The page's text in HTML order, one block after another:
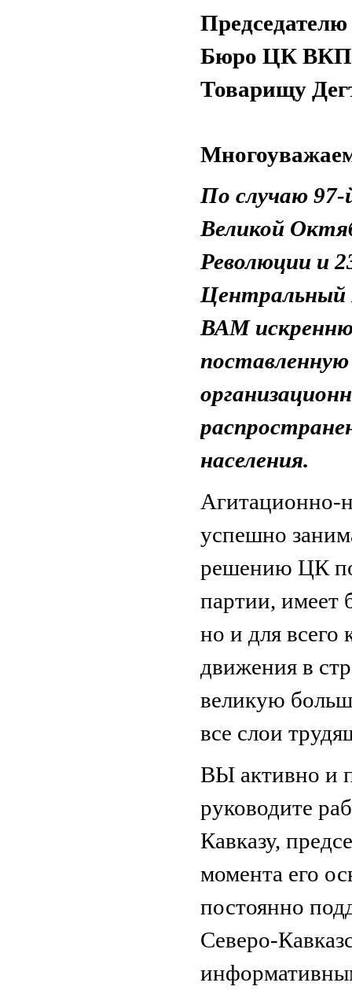
Бюро ЦК
Товарищу
По случаю 97-
Великой
Революции и
ВАМ
населения.
Агитационно-
успешно
решению ЦК
партии, имеет
но и для всего
движения в
великую
все слои
ВЫ активно и
руководите
Кавказу,
момента его
постоянно
Северо-